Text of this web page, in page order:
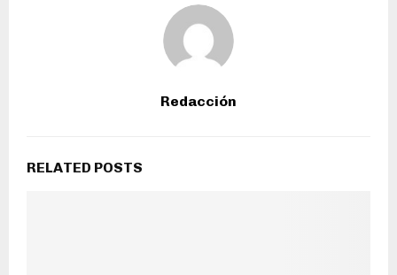
Redacción
RELATED POSTS